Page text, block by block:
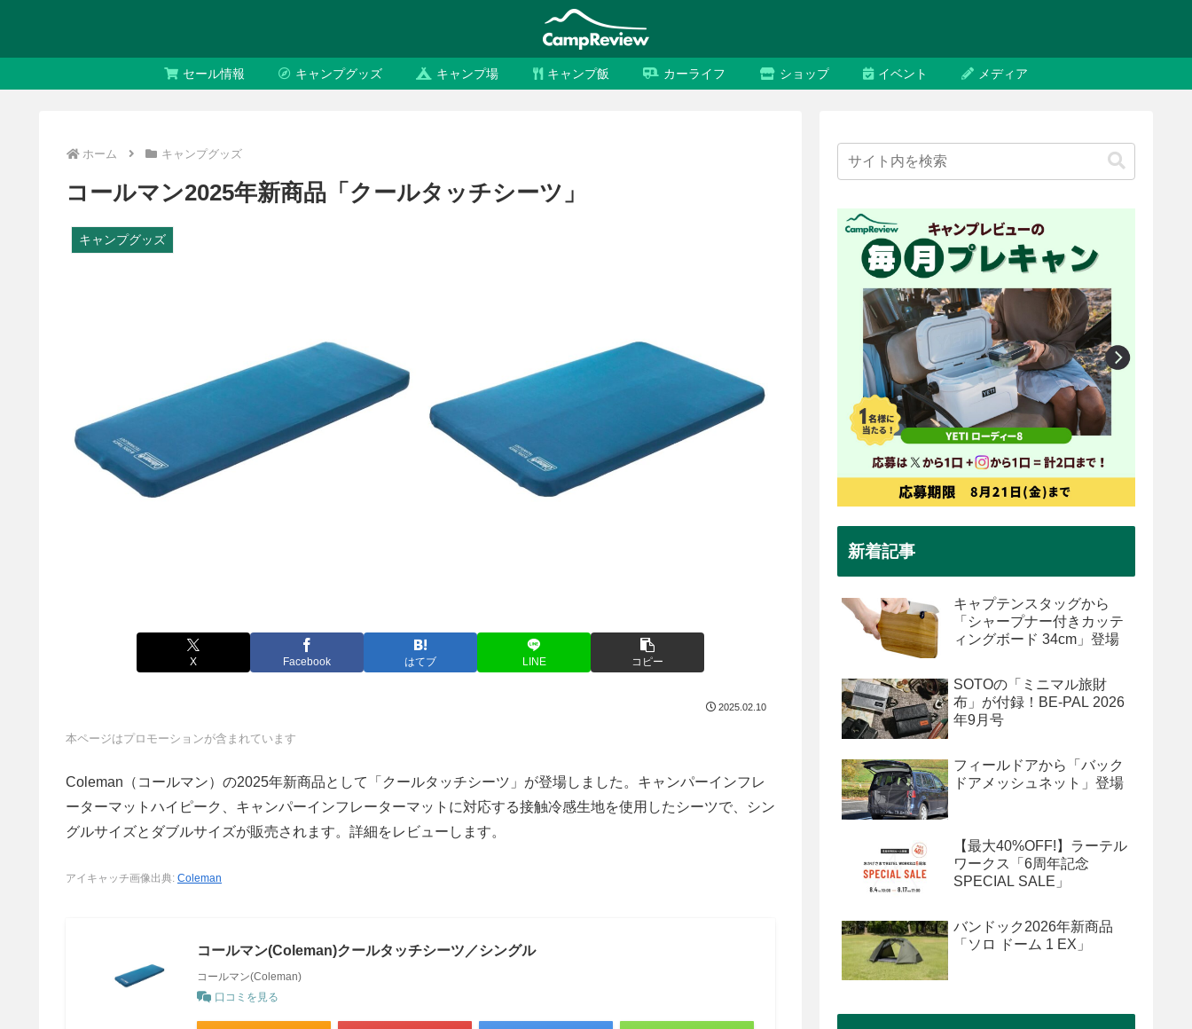
セール情報 キャンプグッズ キャンプ場 キャンプ飯 カーライフ ショップ イベント メディア
ホーム キャンプグッズ
コールマン2025年新商品「クールタッチシーツ」
キャンプグッズ
X Facebook はてブ LINE コピー
2025.02.10
本ページはプロモーションが含まれています
Coleman（コールマン）の2025年新商品として「クールタッチシーツ」が登場しました。キャンパーインフレ
ーターマットハイピーク、キャンパーインフレーターマットに対応する接触冷感生地を使用したシーツで、シン
グルサイズとダブルサイズが販売されます。詳細をレビューします。
アイキャッチ画像出典: Coleman
コールマン(Coleman)クールタッチシーツ／シングル
コールマン(Coleman)
口コミを見る
新着記事
キャプテンスタッグから
「シャープナー付きカッテ
ィングボード 34cm」登場
SOTOの「ミニマル旅財
布」が付録！BE-PAL 2026
年9月号
フィールドアから「バック
ドアメッシュネット」登場
【最大40%OFF!】ラーテル
ワークス「6周年記念
SPECIAL SALE」
バンドック2026年新商品
「ソロ ドーム 1 EX」